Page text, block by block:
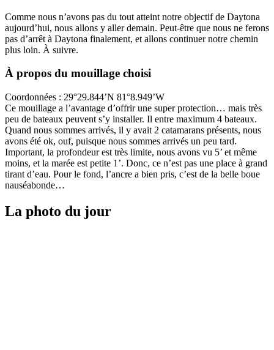
Comme nous n’avons pas du tout atteint notre objectif de Daytona
aujourd’hui, nous allons y aller demain. Peut-être que nous ne ferons
pas d’arrêt à Daytona finalement, et allons continuer notre chemin
plus loin. À suivre.
À propos du mouillage choisi
Coordonnées : 29°29.844’N 81°8.949’W
Ce mouillage a l’avantage d’offrir une super protection… mais très
peu de bateaux peuvent s’y installer. Il entre maximum 4 bateaux.
Quand nous sommes arrivés, il y avait 2 catamarans présents, nous
avons été ok, ouf, puisque nous sommes arrivés un peu tard.
Important, la profondeur est très limite, nous avons vu 5’ et même
moins, et la marée est petite 1’. Donc, ce n’est pas une place à grand
tirant d’eau. Pour le fond, l’ancre a bien pris, c’est de la belle boue
nauséabonde…
La photo du jour